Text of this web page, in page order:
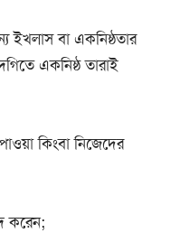
বা একনিষ্ঠতার
একনিষ্ঠ তারাই
কিংবা নিজেদের
করেন;